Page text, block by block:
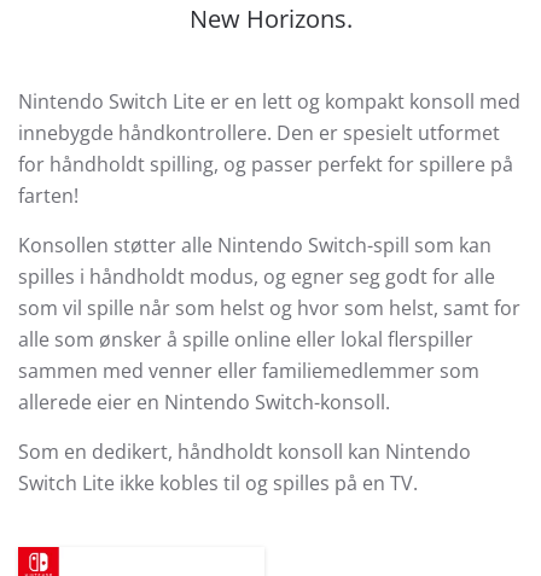
New Horizons.
Nintendo Switch Lite er en lett og kompakt konsoll med
innebygde håndkontrollere. Den er spesielt utformet
for håndholdt spilling, og passer perfekt for spillere på
farten!
Konsollen støtter alle Nintendo Switch-spill som kan
spilles i håndholdt modus, og egner seg godt for alle
som vil spille når som helst og hvor som helst, samt for
alle som ønsker å spille online eller lokal flerspiller
sammen med venner eller familiemedlemmer som
allerede eier en Nintendo Switch-konsoll.
Som en dedikert, håndholdt konsoll kan Nintendo
Switch Lite ikke kobles til og spilles på en TV.